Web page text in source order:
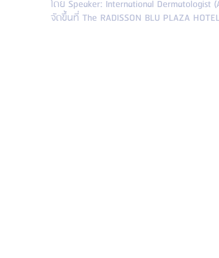
โดย Speaker: International Dermatologist
จัดขึ้นที่ The RADISSON BLU PLAZA